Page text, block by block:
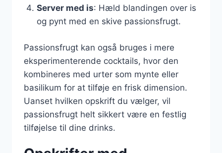
Server med is: Hæld blandingen over is
og pynt med en skive passionsfrugt.
Passionsfrugt kan også bruges i mere
eksperimenterende cocktails, hvor den
kombineres med urter som mynte eller
basilikum for at tilføje en frisk dimension.
Uanset hvilken opskrift du vælger, vil
passionsfrugt helt sikkert være en festlig
tilføjelse til dine drinks.